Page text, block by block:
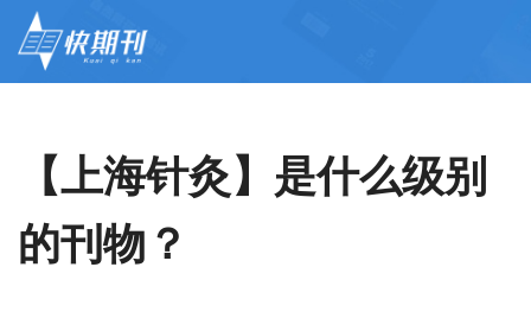
【上海针灸】是什么级别
的刊物？